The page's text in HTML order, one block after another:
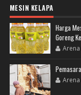
MESIN KELAPA
Harga
Goreng